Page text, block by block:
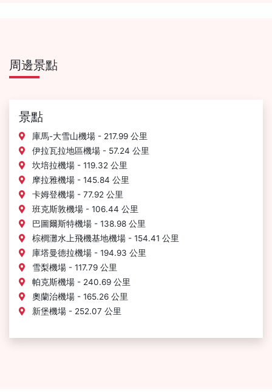
周邊景點
景點
庫馬-大雪山機場 - 217.99 公里
伊拉瓦拉地區機場 - 57.24 公里
坎培拉機場 - 119.32 公里
摩拉雅機場 - 145.84 公里
卡姆登機場 - 77.92 公里
班克斯敦機場 - 106.44 公里
巴圖爾斯特機場 - 138.98 公里
棕櫚灘水上飛機基地機場 - 154.41 公里
庫塔曼德拉機場 - 194.93 公里
雪梨機場 - 117.79 公里
帕克斯機場 - 240.69 公里
奧蘭治機場 - 165.26 公里
新堡機場 - 252.07 公里